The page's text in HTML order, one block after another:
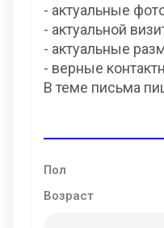
- актуальные
- актуальной
- актуальные
- верные
В теме письма
Пол
Возраст